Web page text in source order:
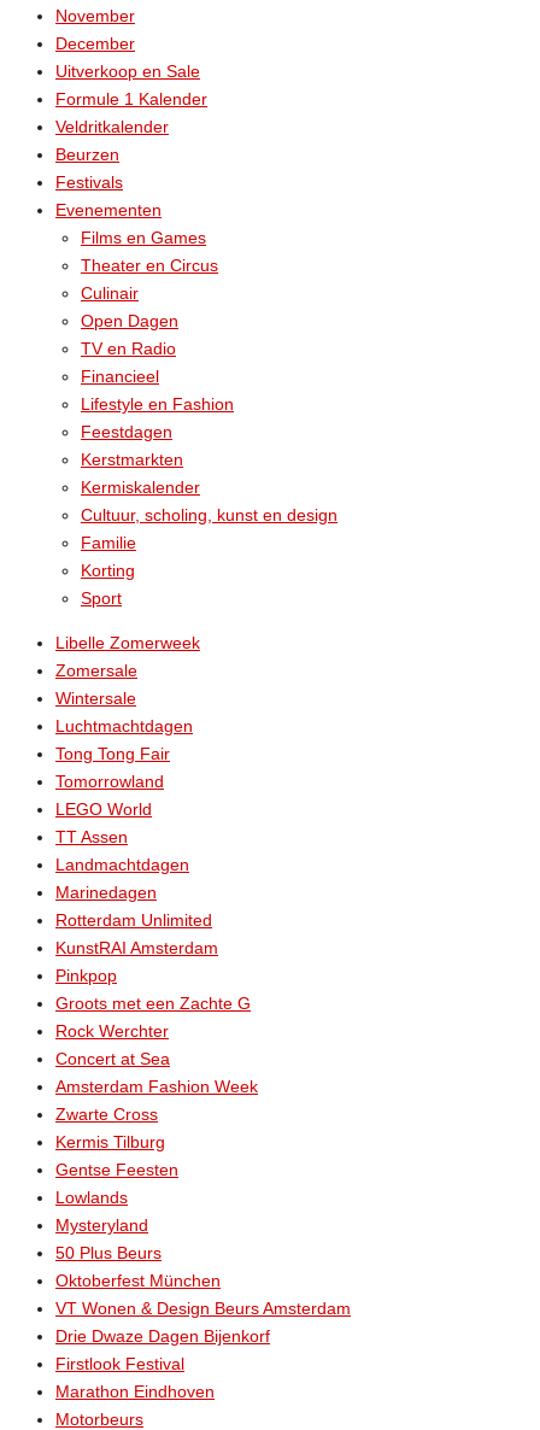
November
December
Uitverkoop en Sale
Formule 1 Kalender
Veldritkalender
Beurzen
Festivals
Evenementen
Films en Games
Theater en Circus
Culinair
Open Dagen
TV en Radio
Financieel
Lifestyle en Fashion
Feestdagen
Kerstmarkten
Kermiskalender
Cultuur, scholing, kunst en design
Familie
Korting
Sport
Libelle Zomerweek
Zomersale
Wintersale
Luchtmachtdagen
Tong Tong Fair
Tomorrowland
LEGO World
TT Assen
Landmachtdagen
Marinedagen
Rotterdam Unlimited
KunstRAI Amsterdam
Pinkpop
Groots met een Zachte G
Rock Werchter
Concert at Sea
Amsterdam Fashion Week
Zwarte Cross
Kermis Tilburg
Gentse Feesten
Lowlands
Mysteryland
50 Plus Beurs
Oktoberfest München
VT Wonen & Design Beurs Amsterdam
Drie Dwaze Dagen Bijenkorf
Firstlook Festival
Marathon Eindhoven
Motorbeurs